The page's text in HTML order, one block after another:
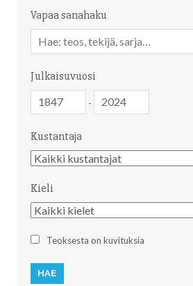
Vapaa sanahaku
sanahaku
Julkaisuvuosi
-
Kustantaja
Kustantaja
Kieli
Kieli
Teoksesta on kuvituksia